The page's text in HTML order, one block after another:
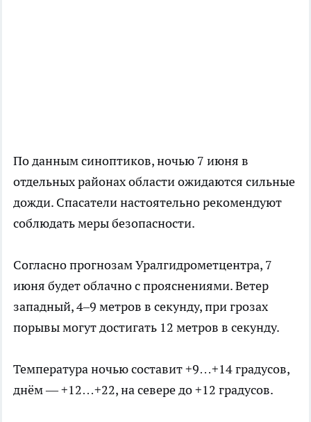
По данным синоптиков, ночью 7 июня в
отдельных районах области ожидаются сильные
дожди. Спасатели настоятельно рекомендуют
соблюдать меры безопасности.
Согласно прогнозам Уралгидрометцентра, 7
июня будет облачно с прояснениями. Ветер
западный, 4–9 метров в секунду, при грозах
порывы могут достигать 12 метров в секунду.
Температура ночью составит +9…+14 градусов,
днём — +12…+22, на севере до +12 градусов.